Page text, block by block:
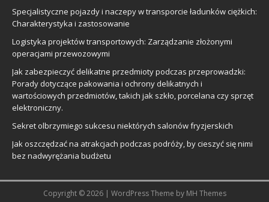
Specjalistyczne pojazdy i naczepy w transporcie ładunków ciężkich:
Charakterystyka i zastosowanie
Logistyka projektów transportowych: Zarządzanie złożonymi
operacjami przewozowymi
Jak zabezpieczyć delikatne przedmioty podczas przeprowadzki:
Porady dotyczące pakowania i ochrony delikatnych i
wartościowych przedmiotów, takich jak szkło, porcelana czy sprzęt
elektroniczny.
Sekret olbrzymiego sukcesu niektórych salonów fryzjerskich
Jak oszczędzać na atrakcjach podczas podróży, by cieszyć się nimi
bez nadwyrężania budżetu
Copyright © 2026 | WordPress Theme by MH Themes